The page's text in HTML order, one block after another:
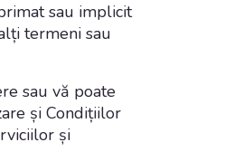
sau implicit
termeni sau
sau vă poate
și Condițiilor
și